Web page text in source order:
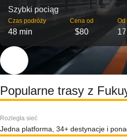
Szybki pociąg
Czas podróży
48 min
Cena od
$80 17
Popularne trasy z
Rozległa sieć
Jedna platforma, 34+ destynacje i